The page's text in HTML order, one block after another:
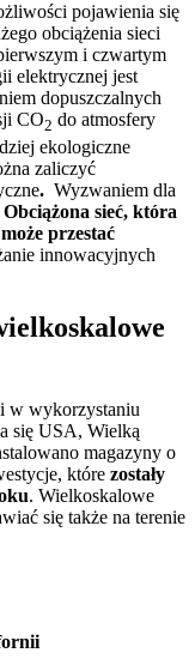
pojawienia się
obciążenia sieci
i czwartym
elektrycznej jest
dopuszczalnych
CO2 do atmosfery
ekologiczne
zaliczyć
. Wyzwaniem dla
Obciążona sieć, która
przestać
innowacyjnych
w wykorzystaniu
się USA, Wielką
magazyny o
które zostały
. Wielkoskalowe
się także na terenie